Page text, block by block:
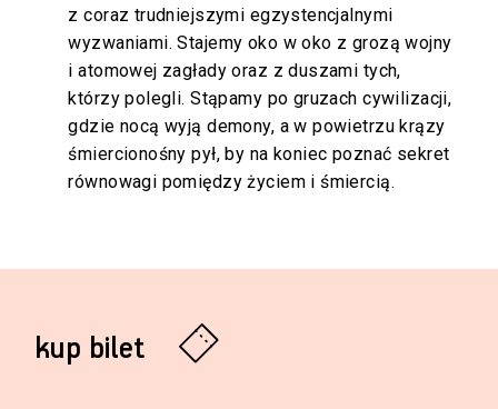
kup bilet
z coraz trudniejszymi egzystencjalnymi
wyzwaniami. Stajemy oko w oko z grozą wojny
i atomowej zagłady oraz z duszami tych,
którzy polegli. Stąpamy po gruzach cywilizacji,
gdzie nocą wyją demony, a w powietrzu krązy
śmiercionośny pył, by na koniec poznać sekret
równowagi pomiędzy życiem i śmiercią.